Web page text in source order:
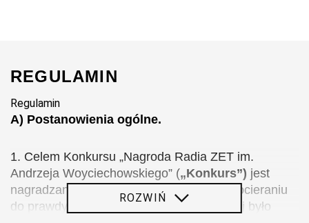
REGULAMIN
Regulamin
A) Postanowienia ogólne.
1. Celem Konkursu „Nagroda Radia ZET im.
Andrzeja Woyciechowskiego” („Konkurs”) jest
nagradzanie dziennikarzy za odwagę w docieraniu
do prawdy i odkrywanie tego, co wcześniej było
ROZWIŃ